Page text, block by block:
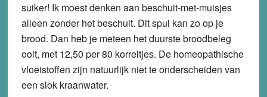
suiker! Ik moest denken aan beschuit-met-muisjes
alleen zonder het beschuit. Dit spul kan zo op je
brood. Dan heb je meteen het duurste broodbeleg
ooit, met 12,50 per 80 korreltjes. De homeopathische
vloeistoffen zijn natuurlijk niet te onderscheiden van
een slok kraanwater.